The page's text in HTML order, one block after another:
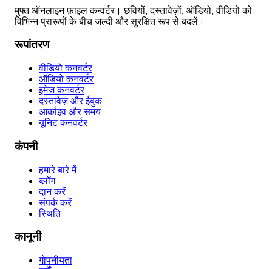
मुफ्त ऑनलाइन फ़ाइल कन्वर्टर। छवियों, दस्तावेज़ों, ऑडियो, वीडियो को
विभिन्न प्रारूपों के बीच जल्दी और सुरक्षित रूप से बदलें।
रूपांतरण
वीडियो कनवर्टर
ऑडियो कनवर्टर
इमेज कनवर्टर
दस्तावेज़ और ईबुक
आर्काइव और समय
यूनिट कनवर्टर
कंपनी
हमारे बारे में
ब्लॉग
दान करें
संपर्क करें
स्थिति
कानूनी
गोपनीयता